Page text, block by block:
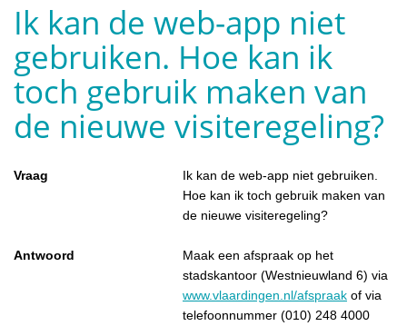
Ik kan de web-app niet
gebruiken. Hoe kan ik
toch gebruik maken van
de nieuwe visiteregeling?
Vraag
Ik kan de web-app niet gebruiken.
Hoe kan ik toch gebruik maken van
de nieuwe visiteregeling?
Antwoord
Maak een afspraak op het
stadskantoor (Westnieuwland 6) via
www.vlaardingen.nl/afspraak of via
telefoonnummer (010) 248 4000